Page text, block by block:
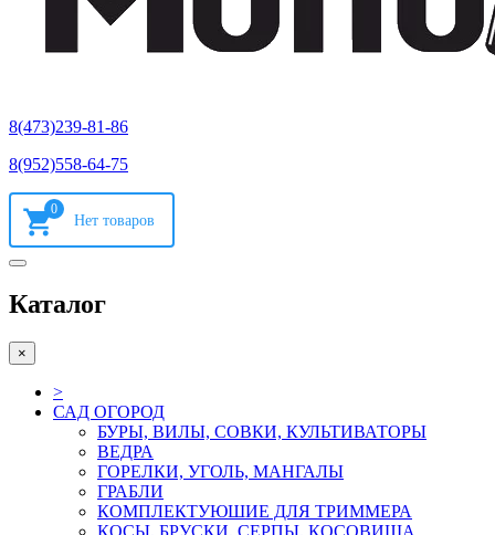
8(473)239-81-86
8(952)558-64-75
0
Каталог
×
>
САД ОГОРОД
БУРЫ, ВИЛЫ, СОВКИ, КУЛЬТИВАТОРЫ
ВЕДРА
ГОРЕЛКИ, УГОЛЬ, МАНГАЛЫ
ГРАБЛИ
КОМПЛЕКТУЮШИЕ ДЛЯ ТРИММЕРА
КОСЫ, БРУСКИ, СЕРПЫ, КОСОВИЩА